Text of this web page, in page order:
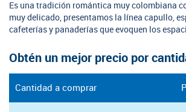
Es una tradición romántica muy colombiana
muy delicado, presentamos la línea capullo,
cafeterías y panaderías que evoquen los
Obtén un mejor precio por
Cantidad a comprar